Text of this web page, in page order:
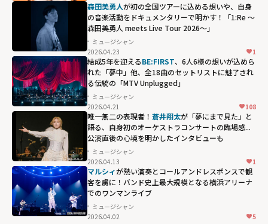
森田美勇人が初の全国ツアーに込める想いや、自身
の音楽活動をドキュメンタリーで明かす！「1:Re ～
森田美勇人 meets Live Tour 2026～」
ミュージシャン
2026.04.23
1
結成5年を迎えるBE:FIRST、6人6様の想いが込めら
れた「夢中」他、全18曲のセットリストに魅了され
る伝統の「MTV Unplugged」
ミュージシャン
2026.04.21
108
唯一無二の表現者！ 蒼井翔太が「夢にまで見た」と
語る、自身初のオーケストラコンサートの臨場感...
公演直後の心境を明かしたインタビューも
ミュージシャン
2026.04.13
1
マルシィが熱い演奏とコールアンドレスポンスで観
客を虜に！バンド史上最大規模となる横浜アリーナ
でのワンマンライブ
ミュージシャン
2026.04.02
5